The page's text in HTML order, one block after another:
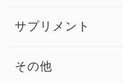
サプリメント
その他